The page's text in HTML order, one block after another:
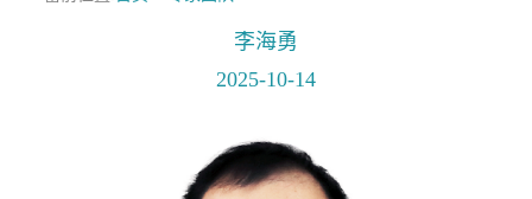
李海勇
2025-10-14